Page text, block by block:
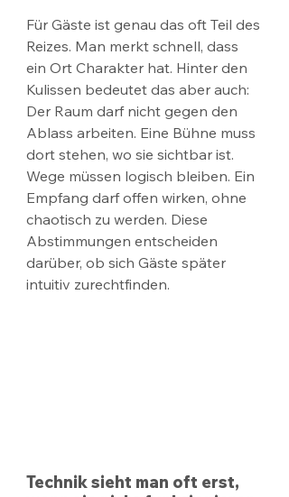
Für Gäste ist genau das oft Teil des
Reizes. Man merkt schnell, dass
ein Ort Charakter hat. Hinter den
Kulissen bedeutet das aber auch:
Der Raum darf nicht gegen den
Ablass arbeiten. Eine Bühne muss
dort stehen, wo sie sichtbar ist.
Wege müssen logisch bleiben. Ein
Empfang darf offen wirken, ohne
chaotisch zu werden. Diese
Abstimmungen entscheiden
darüber, ob sich Gäste später
intuitiv zurechtfinden.
Technik sieht man oft erst,